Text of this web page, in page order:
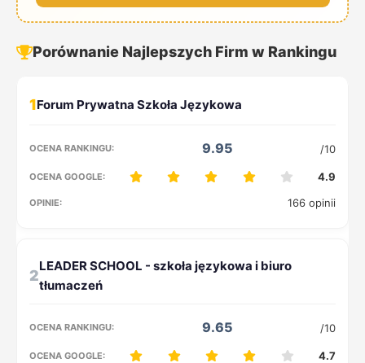
Porównanie Najlepszych Firm w Rankingu
1
9.95 /10
4.9
166 opinii
2
9.65 /10
4.7